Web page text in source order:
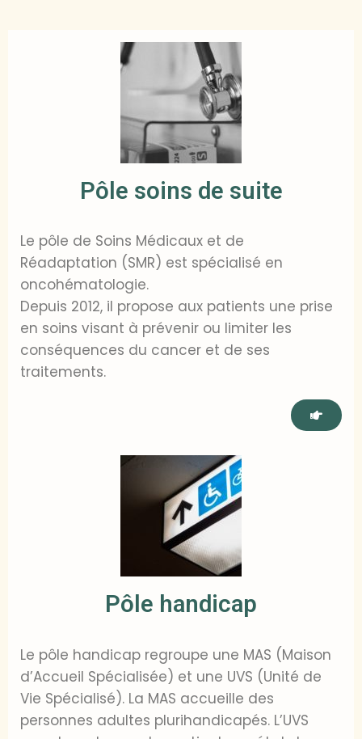
Pôle soins de suite
Le pôle de Soins Médicaux et de
Réadaptation (SMR) est spécialisé en
oncohématologie.
Depuis 2012, il propose aux patients une prise
en soins visant à prévenir ou limiter les
conséquences du cancer et de ses
traitements.
Pôle handicap
Le pôle handicap regroupe une MAS (Maison
d’Accueil Spécialisée) et une UVS (Unité de
Vie Spécialisé). La MAS accueille des
personnes adultes plurihandicapés. L’UVS